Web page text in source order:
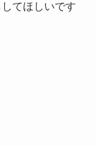
てほしいです